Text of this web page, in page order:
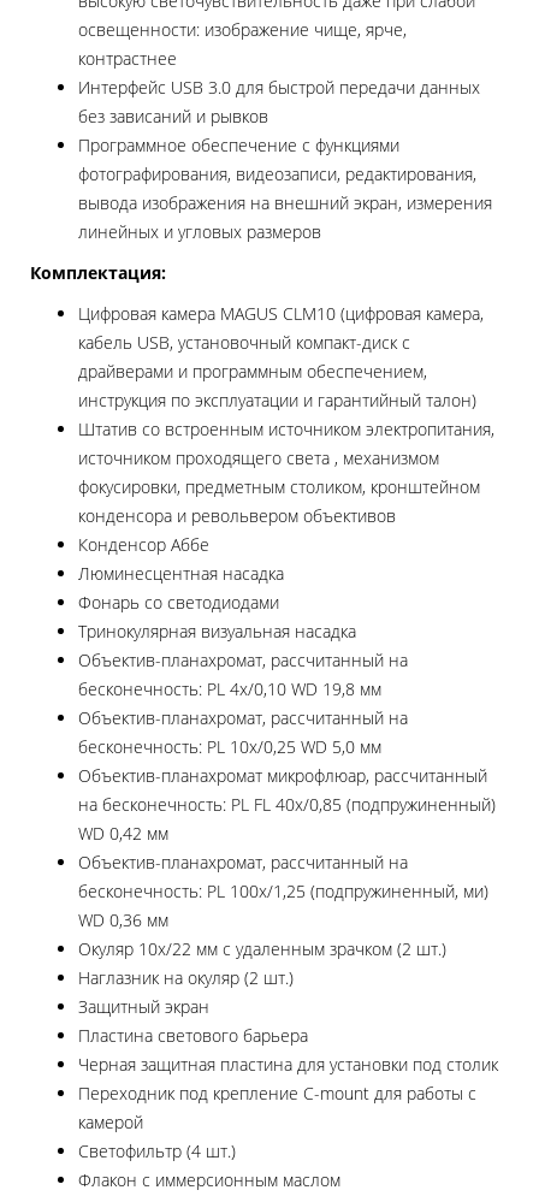
освещенности: изображение чище, ярче,
контрастнее
Интерфейс USB 3.0 для быстрой передачи данных
без зависаний и рывков
Программное обеспечение с функциями
фотографирования, видеозаписи, редактирования,
вывода изображения на внешний экран, измерения
линейных и угловых размеров
Комплектация:
Цифровая камера MAGUS CLM10 (цифровая камера,
кабель USB, установочный компакт-диск с
драйверами и программным обеспечением,
инструкция по эксплуатации и гарантийный талон)
Штатив со встроенным источником электропитания,
источником проходящего света , механизмом
фокусировки, предметным столиком, кронштейном
конденсора и револьвером объективов
Конденсор Аббе
Люминесцентная насадка
Фонарь со светодиодами
Тринокулярная визуальная насадка
Объектив-планахромат, рассчитанный на
бесконечность: PL 4x/0,10 WD 19,8 мм
Объектив-планахромат, рассчитанный на
бесконечность: PL 10x/0,25 WD 5,0 мм
Объектив-планахромат микрофлюар, рассчитанный
на бесконечность: PL FL 40x/0,85 (подпружиненный)
WD 0,42 мм
Объектив-планахромат, рассчитанный на
бесконечность: PL 100x/1,25 (подпружиненный, ми)
WD 0,36 мм
Окуляр 10x/22 мм с удаленным зрачком (2 шт.)
Наглазник на окуляр (2 шт.)
Защитный экран
Пластина светового барьера
Черная защитная пластина для установки под столик
Переходник под крепление C-mount для работы с
камерой
Светофильтр (4 шт.)
Флакон с иммерсионным маслом